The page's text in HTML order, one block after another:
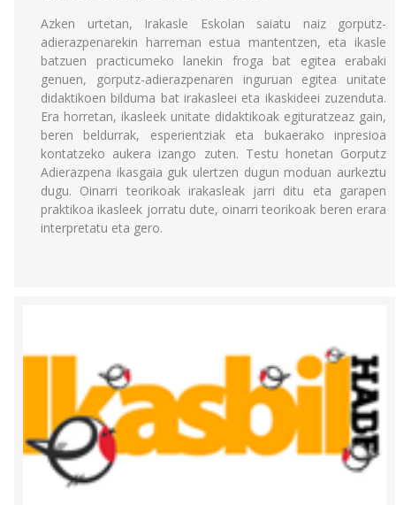
Azken urtetan, Irakasle Eskolan saiatu naiz gorputz-
adierazpenarekin harreman estua mantentzen, eta ikasle
batzuen practicumeko lanekin froga bat egitea erabaki
genuen, gorputz-adierazpenaren inguruan egitea unitate
didaktikoen bilduma bat irakasleei eta ikaskideei zuzenduta.
Era horretan, ikasleek unitate didaktikoak egituratzeaz gain,
beren beldurrak, esperientziak eta bukaerako inpresioa
kontatzeko aukera izango zuten. Testu honetan Gorputz
Adierazpena ikasgaia guk ulertzen dugun moduan aurkeztu
dugu. Oinarri teorikoak irakasleak jarri ditu eta garapen
praktikoa ikasleek jorratu dute, oinarri teorikoak beren erara
interpretatu eta gero.